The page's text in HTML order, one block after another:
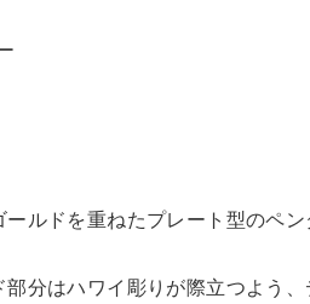
ルドを重ねたプレート型のペ
分はハワイ彫りが際立つよう